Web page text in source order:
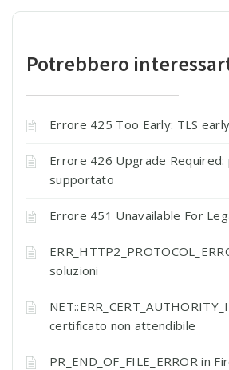
Potrebbero
Errore 425 Too Early: TLS
Errore 426 Upgrade
supportato
Errore 451 Unavailable For
soluzioni
certificato non attendibile
PR_END_OF_FILE_ERROR in